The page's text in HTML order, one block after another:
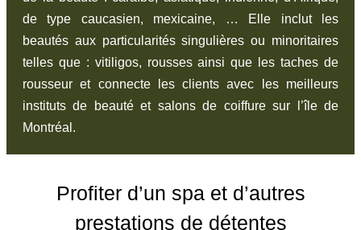
de type caucasien, mexicaine, … Elle inclut les
beautés aux particularités singulières ou minoritaires
telles que : vitiligos, rousses ainsi que les taches de
rousseur et connecte les clients avec les meilleurs
instituts de beauté et salons de coiffure sur l’île de
Montréal.
Profiter d’un spa et d’autres
prestations de détentes